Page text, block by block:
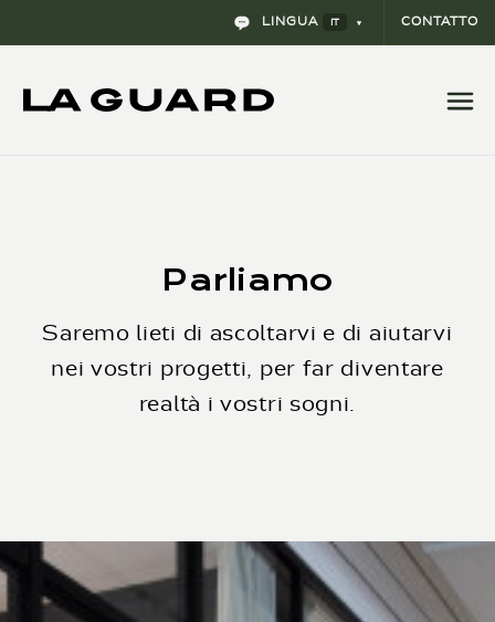
LINGUA IT CONTATTO
Parliamo
Saremo lieti di ascoltarvi e di aiutarvi
nei vostri progetti, per far diventare
realtà i vostri sogni.